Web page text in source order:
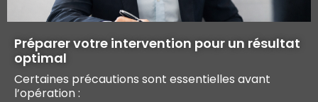
Préparer votre intervention pour un résultat
optimal
Certaines précautions sont essentielles avant
l’opération :